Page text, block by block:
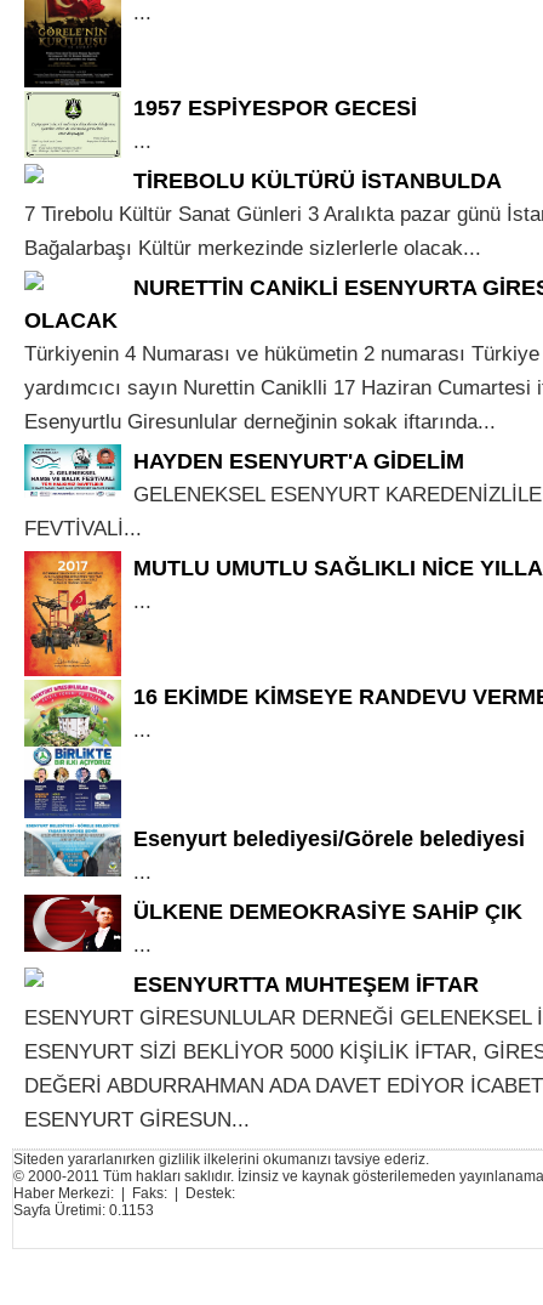
...
1957 ESPİYESPOR GECESİ
...
TİREBOLU KÜLTÜRÜ İSTANBULDA
7 Tirebolu Kültür Sanat Günleri 3 Aralıkta pazar günü
Bağalarbaşı Kültür merkezinde sizlerlerle olacak...
NURETTİN CANİKLİ ESENYURTA
OLACAK
Türkiyenin 4 Numarası ve hükümetin 2 numarası
yardımcıcı sayın Nurettin Caniklli 17 Haziran Cumartesi
Esenyurtlu Giresunlular derneğinin sokak iftarında...
HAYDEN ESENYURT'A GİDELİM
GELENEKSEL ESENYURT
FEVTİVALİ...
MUTLU UMUTLU SAĞLIKLI NİCE
...
16 EKİMDE KİMSEYE RANDEVU
...
Esenyurt belediyesi/Görele belediyesi
...
ÜLKENE DEMEOKRASİYE SAHİP ÇIK
...
ESENYURTTA MUHTEŞEM İFTAR
ESENYURT GİRESUNLULAR DERNEĞİ GELENEKSEL
ESENYURT SİZİ BEKLİYOR 5000 KİŞİLİK İFTAR,
DEĞERİ ABDURRAHMAN ADA DAVET EDİYOR
ESENYURT GİRESUN...
Siteden yararlanırken gizlilik ilkelerini okumanızı tavsiye ederiz.
© 2000-2011 Tüm hakları saklıdır. İzinsiz ve kaynak gösterilemeden
Haber Merkezi: | Faks: | Destek:
Sayfa Üretimi: 0.1153